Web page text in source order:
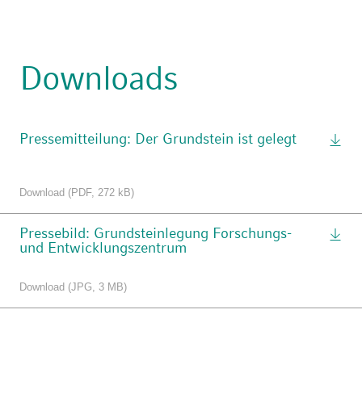
Downloads
Pressemitteilung: Der Grundstein ist gelegt
Download (PDF, 272 kB)
Pressebild: Grundsteinlegung Forschungs-
und Entwicklungszentrum
Download (JPG, 3 MB)